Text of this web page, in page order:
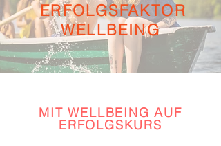
ERFOLGSFAKTOR
WELLBEING
MIT WELLBEING AUF
ERFOLGSKURS